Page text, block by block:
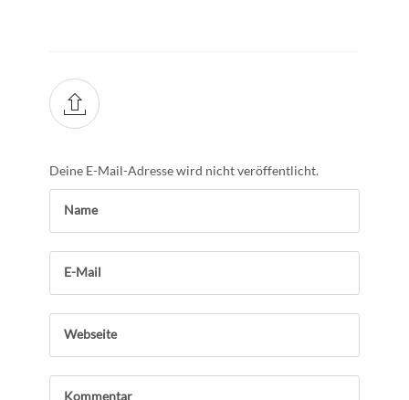
Deine E-Mail-Adresse wird nicht veröffentlicht.